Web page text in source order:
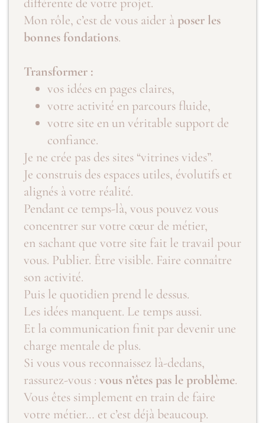
Mon rôle, c’est de vous aider àposer les
bonnes fondations.
Transformer :
vos idées en pages claires,
votre activité en parcours fluide,
votre site en un véritable support de
confiance.
Je ne crée pas des sites “vitrines vides”.
Je construis des espaces utiles, évolutifs et
alignés à votre réalité.
Pendant ce temps-là, vous pouvez vous
concentrer sur votre cœur de métier,
en sachant que votre site fait le travail pour
vous. Publier. Être visible. Faire connaître
son activité.
Puis le quotidien prend le dessus.
Les idées manquent. Le temps aussi.
Et la communication finit par devenir une
charge mentale de plus.
Si vous vous reconnaissez là-dedans,
rassurez-vous : vous n’êtes pas le problème.
Vous êtes simplement en train de faire
votre métier… et c’est déjà beaucoup.